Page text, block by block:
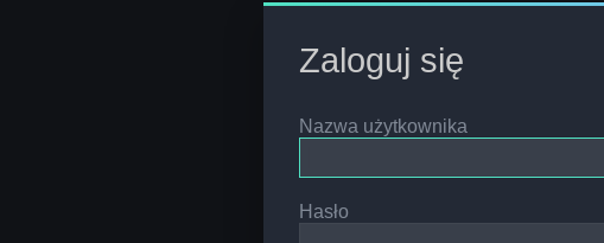
Zaloguj się
Nazwa użytkownika
Hasło